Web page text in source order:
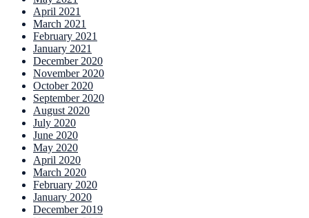
April 2021
March 2021
February 2021
January 2021
December 2020
November 2020
October 2020
September 2020
August 2020
July 2020
June 2020
May 2020
April 2020
March 2020
February 2020
January 2020
December 2019